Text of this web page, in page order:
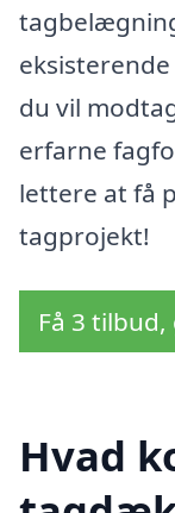
du vil
erfarne
lettere at få
tagprojekt!
Få 3
Hvad